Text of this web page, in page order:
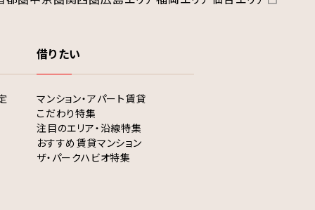
借りたい
マンション・アパート賃貸
こだわり特集
注目のエリア・沿線特集
おすすめ賃貸マンション
ザ・パークハビオ特集